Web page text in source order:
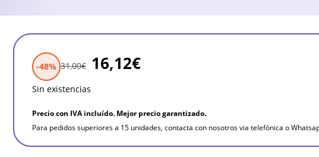
-48% 31,00€ 16,12€
Sin existencias
Precio con IVA incluído. Mejor precio garantizado.
Para pedidos superiores a 15 unidades, contacta con nosotros via telefónica o